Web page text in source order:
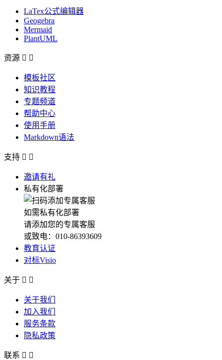
LaTex公式编辑器
Geogebra
Mermaid
PlantUML
资源  
模板社区
知识教程
专题频道
帮助中心
使用手册
Markdown语法
支持  
邀请有礼
私有化部署
如需私有化部署
请添加您的专属客服
或致电：010-86393609
教育认证
对标Visio
关于  
关于我们
加入我们
服务条款
隐私政策
联系  